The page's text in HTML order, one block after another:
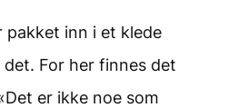
pakket inn i et klede
For her finnes det
er ikke noe som